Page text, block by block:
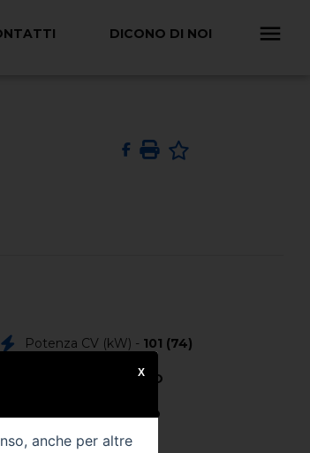
DICONO DI NOI
Potenza CV (kW) - 101 (74)
NERO
Colore Interno -NERO
Km -0
anche per altre
X